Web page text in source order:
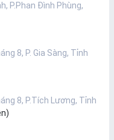
P.Phan Đình Phùng,
8, P. Gia Sàng, Tỉnh
8, P.Tích Lương, Tỉnh